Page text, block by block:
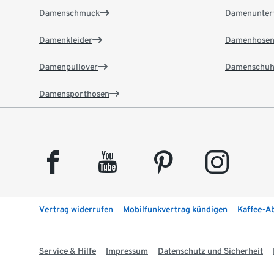
Damenschmuck
Damenkleider
Damenpullover
Damensporthosen
Damenhosen
facebook youtube pinterest instagram
Vertrag widerrufen Mobilfunkvertrag kündigen Kaffee-
Service & Hilfe Impressum Datenschutz und Sicherheit